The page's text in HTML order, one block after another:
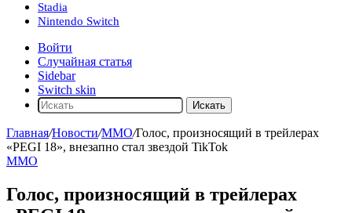
Stadia
Nintendo Switch
Войти
Случайная статья
Sidebar
Switch skin
Искать
Главная/Новости/ММО/Голос, произносящий в трейлерах
«PEGI 18», внезапно стал звездой TikTok
ММО
Голос, произносящий в трейлерах